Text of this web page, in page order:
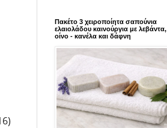
Πακέτο 3 χειροποίητα σαπούνια
ελαιολάδου καινούργια με λεβάντα,
οίνο - κανέλα και δάφνη